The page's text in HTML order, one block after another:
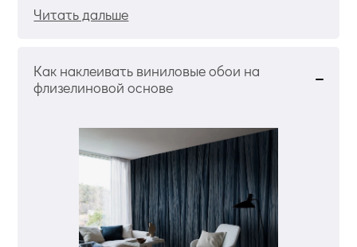
Читать дальше
Как наклеивать виниловые обои на
флизелиновой основе